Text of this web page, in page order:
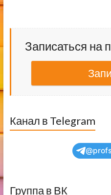
Записаться на
Канал в Telegram
Группа в ВК